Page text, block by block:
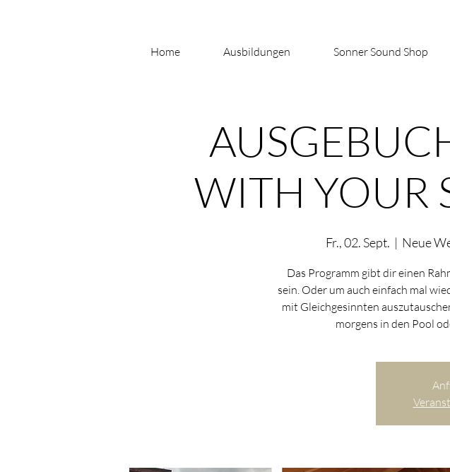
Home Ausbildungen Sonner Sound Shop
WITH YOUR
Fr., 02. Sept.
  |
Neue
Das Programm gibt dir einen
sein. Oder um auch einfach mal
mit Gleichgesinnten
morgens in den Pool